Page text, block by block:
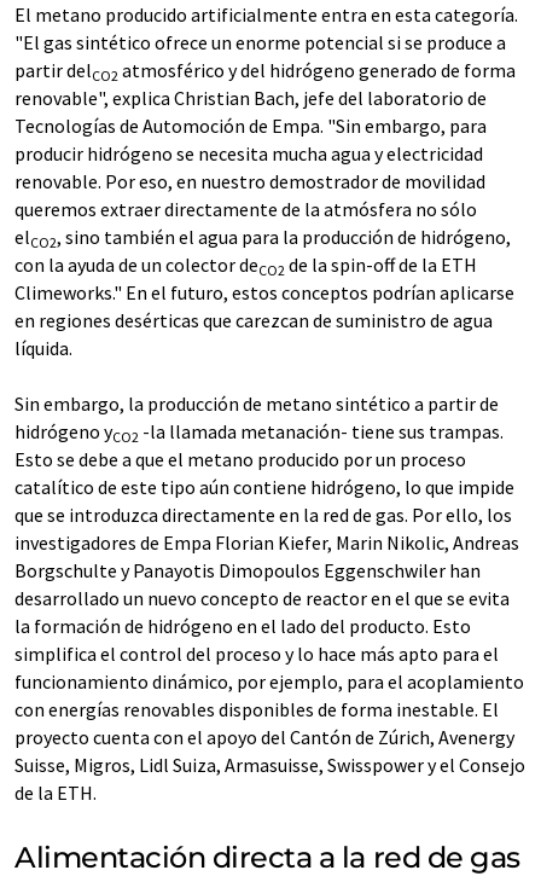
El metano producido artificialmente entra en esta categoría.
"El gas sintético ofrece un enorme potencial si se produce a
partir delCO2 atmosférico y del hidrógeno generado de forma
renovable", explica Christian Bach, jefe del laboratorio de
Tecnologías de Automoción de Empa. "Sin embargo, para
producir hidrógeno se necesita mucha agua y electricidad
renovable. Por eso, en nuestro demostrador de movilidad
queremos extraer directamente de la atmósfera no sólo
elCO2, sino también el agua para la producción de hidrógeno,
con la ayuda de un colector deCO2 de la spin-off de la ETH
Climeworks." En el futuro, estos conceptos podrían aplicarse
en regiones desérticas que carezcan de suministro de agua
líquida.
Sin embargo, la producción de metano sintético a partir de
hidrógeno yCO2 -la llamada metanación- tiene sus trampas.
Esto se debe a que el metano producido por un proceso
catalítico de este tipo aún contiene hidrógeno, lo que impide
que se introduzca directamente en la red de gas. Por ello, los
investigadores de Empa Florian Kiefer, Marin Nikolic, Andreas
Borgschulte y Panayotis Dimopoulos Eggenschwiler han
desarrollado un nuevo concepto de reactor en el que se evita
la formación de hidrógeno en el lado del producto. Esto
simplifica el control del proceso y lo hace más apto para el
funcionamiento dinámico, por ejemplo, para el acoplamiento
con energías renovables disponibles de forma inestable. El
proyecto cuenta con el apoyo del Cantón de Zúrich, Avenergy
Suisse, Migros, Lidl Suiza, Armasuisse, Swisspower y el Consejo
de la ETH.
Alimentación directa a la red de gas